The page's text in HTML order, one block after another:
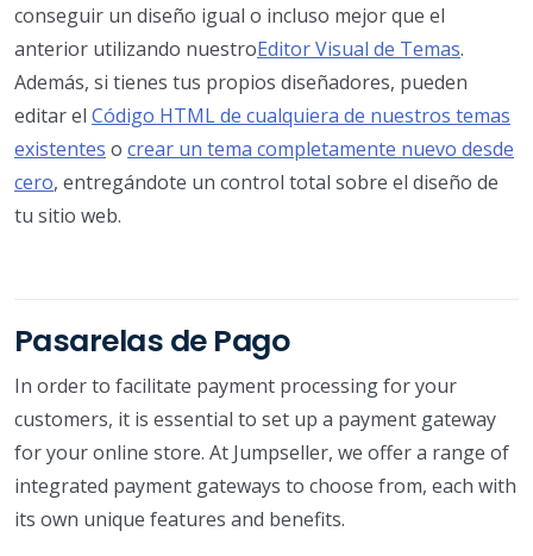
conseguir un diseño igual o incluso mejor que el
anterior utilizando nuestroEditor Visual de Temas.
Además, si tienes tus propios diseñadores, pueden
editar el Código HTML de cualquiera de nuestros temas
existentes o crear un tema completamente nuevo desde
cero, entregándote un control total sobre el diseño de
tu sitio web.
Pasarelas de Pago
In order to facilitate payment processing for your
customers, it is essential to set up a payment gateway
for your online store. At Jumpseller, we offer a range of
integrated payment gateways to choose from, each with
its own unique features and benefits.